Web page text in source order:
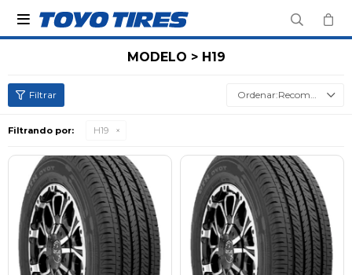

MODELO > H19
Recomendados
Filtrando por: H19